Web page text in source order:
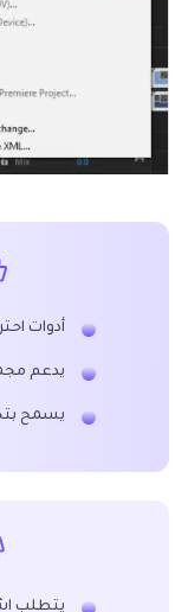
أدوات
يدعم
يسمح
يتطلب